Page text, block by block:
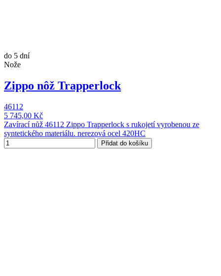
do 5 dní
Nože
Zippo nôž Trapperlock
46112
5 745,00 Kč
Zavírací nůž 46112 Zippo Trapperlock s rukojetí vyrobenou ze
syntetického materiálu. nerezová ocel 420HC
Přidat do košíku